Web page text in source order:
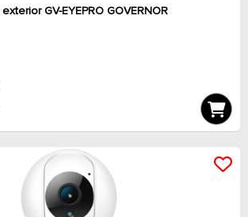
GV-EYEPRO GOVERNOR